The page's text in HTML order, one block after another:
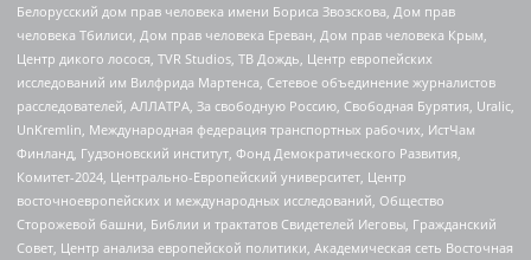
Белорусский дом прав человека имени Бориса Звозскова, Дом прав
человека Тбилиси, Дом прав человека Ереван, Дом прав человека Крым,
Центр дикого лосося, TVR Studios, ТВ Дождь, Центр европейских
исследований им Вилфрида Мартенса, Сетевое объединение журналистов
расследователей, АЛЛАТРА, За свободную Россию, Свободная Бурятия, Uralic,
UnKremlin, Международная федерация транспортных рабочих, ИстЧам
Финланд, Гудзоновский институт, Фонд Демократического Развития,
Комитет-2024, Центрально-Европейский университет, Центр
восточноевропейских и международных исследований, Общество
Сторожевой башни, Библии и трактатов Свидетелей Иеговы, Гражданский
Совет, Центр анализа европейской политики, Академическая сеть Восточная